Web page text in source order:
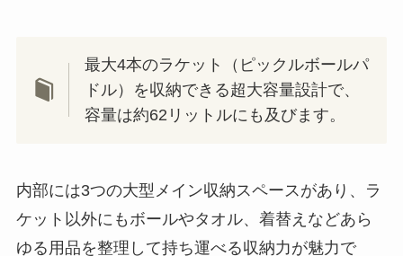
最大4本のラケット（ピックルボールパ
ドル）を収納できる超大容量設計で、
容量は約62リットルにも及びます。
内部には3つの大型メイン収納スペースがあり、ラ
ケット以外にもボールやタオル、着替えなどあら
ゆる用品を整理して持ち運べる収納力が魅力で